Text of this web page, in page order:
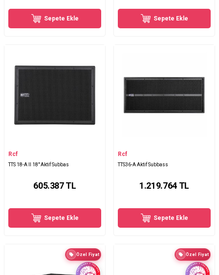
Sepete Ekle Sepete Ekle
Rcf
TTS 18-A II 18" Aktif Subbas
605.387TL
Sepete Ekle
Rcf
TTS36-A Aktif Subbass
1.219.764TL
Sepete Ekle
Özel Fiyat Özel Fiyat